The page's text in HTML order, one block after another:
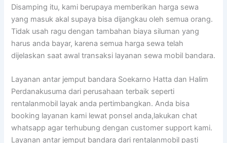
Disamping itu, kami berupaya memberikan harga sewa
yang masuk akal supaya bisa dijangkau oleh semua orang.
Tidak usah ragu dengan tambahan biaya siluman yang
harus anda bayar, karena semua harga sewa telah
dijelaskan saat awal transaksi layanan sewa mobil bandara.
Layanan antar jemput bandara Soekarno Hatta dan Halim
Perdanakusuma dari perusahaan terbaik seperti
rentalanmobil layak anda pertimbangkan. Anda bisa
booking layanan kami lewat ponsel anda,lakukan chat
whatsapp agar terhubung dengan customer support kami.
Layanan antar jemput bandara dari rentalanmobil pasti